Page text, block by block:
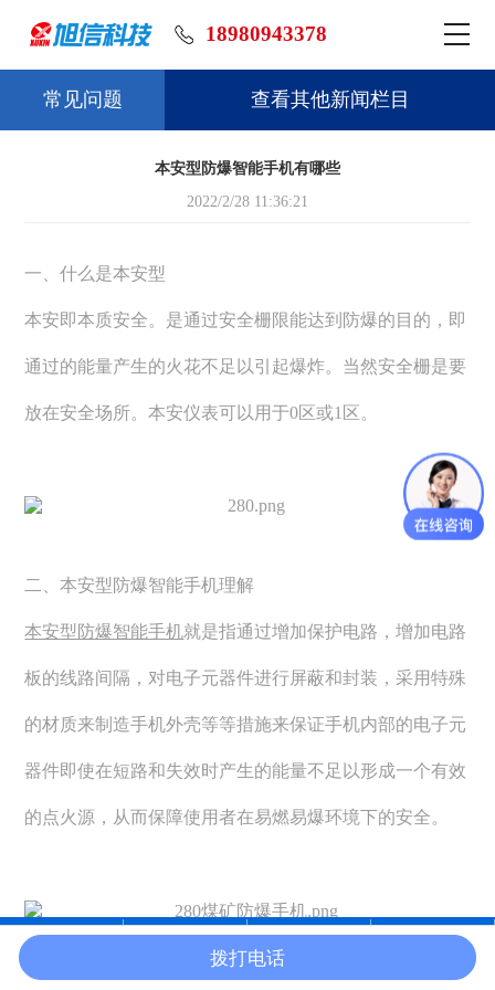
18980943378
常见问题 查看其他新闻栏目
本安型防爆智能手机有哪些
2022/2/28 11:36:21
一、什么是本安型
本安即本质安全。是通过安全栅限能达到防爆的目的，即
通过的能量产生的火花不足以引起爆炸。当然安全栅是要
放在安全场所。本安仪表可以用于0区或1区。
二、本安型防爆智能手机理解
本安型防爆智能手机就是指通过增加保护电路，增加电路
板的线路间隔，对电子元器件进行屏蔽和封装，采用特殊
的材质来制造手机外壳等等措施来保证手机内部的电子元
器件即使在短路和失效时产生的能量不足以形成一个有效
的点火源，从而保障使用者在易燃易爆环境下的安全。
电话咨询 产品中心
拨打电话